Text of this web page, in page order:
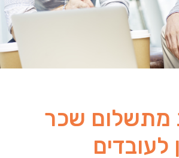
מתשלום שכר
לעובדים